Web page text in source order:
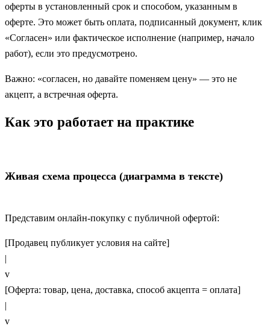
оферты в установленный срок и способом, указанным в
оферте. Это может быть оплата, подписанный документ, клик
«Согласен» или фактическое исполнение (например, начало
работ), если это предусмотрено.
Важно: «согласен, но давайте поменяем цену» — это не
акцепт, а встречная оферта.
Как это работает на практике
Живая схема процесса (диаграмма в тексте)
Представим онлайн‑покупку с публичной офертой:
[Продавец публикует условия на сайте]
|
v
[Оферта: товар, цена, доставка, способ акцепта = оплата]
|
v